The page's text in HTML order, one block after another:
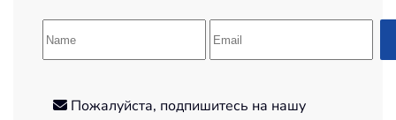
Пожалуйста, подпишитесь на нашу